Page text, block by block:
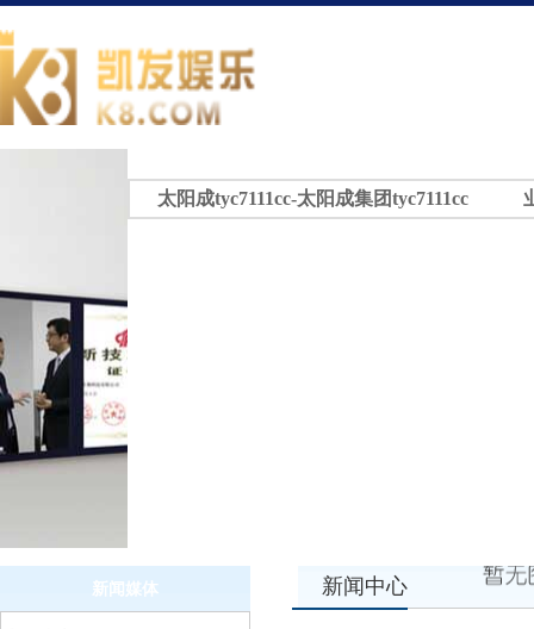
太阳成tyc7111cc-太阳成集团tyc7111cc
新闻媒体 新闻中心